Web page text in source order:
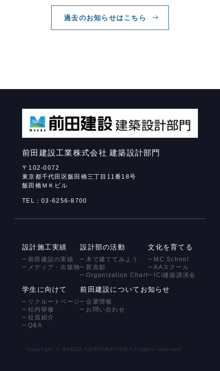
過去のお知らせはこちら
前田建設工業株式会社建築設計部門
〒102-0072
東京都千代田区飯田橋三丁目11番18号
飯田橋ＭＫビル
TEL：03-6256-8700
設計施工実績
前田建設の実績
メディア・出版物
設計部の活動
木で建ててみよう
甚吉邸
Organization Chart
文化を育てる
MC School
AAスクール
ICI建築講演会
学生に向けて
リクルートページ
社内研修
社員紹介
Q&A
前田建設について
企業情報
お問い合わせ
お知らせ
Copyright © MAEDA CORPORATION All rights reserved.